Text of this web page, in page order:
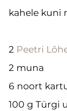
kahele kuni
2 Peetri
2 muna
6 noort
100 g Türgi